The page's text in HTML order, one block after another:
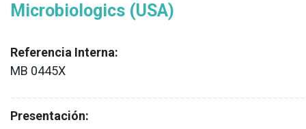
Microbiologics (USA)
Referencia Interna:
MB 0445X
Presentación: